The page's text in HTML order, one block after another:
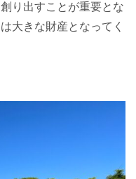
り出すことが重要とな
大きな財産となってく